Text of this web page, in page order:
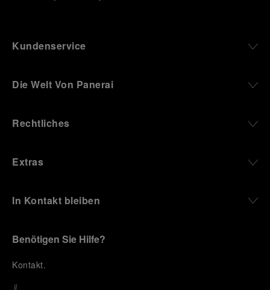
Kundenservice
Die Welt Von Panerai
Rechtliches
Extras
In Kontakt bleiben
Benötigen Sie Hilfe?
Kontakt.